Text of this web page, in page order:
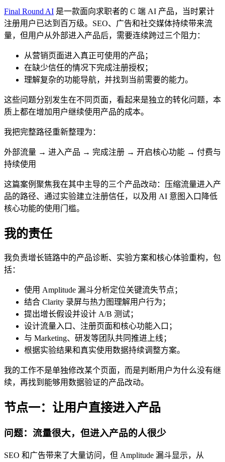
Final Round AI 是一款面向求职者的 C 端 AI 产品，当时累计
注册用户已达到百万级。SEO、广告和社交媒体持续带来流
量，但用户从外部进入产品后，需要连续跨过三个阻力：
从营销页面进入真正可使用的产品；
在缺少信任的情况下完成注册授权；
理解复杂的功能导航，并找到当前需要的能力。
这些问题分别发生在不同页面，看起来是独立的转化问题，本
质上都在增加用户继续使用产品的成本。
我把完整路径重新整理为：
外部流量 → 进入产品 → 完成注册 → 开启核心功能 → 付费与
持续使用
这篇案例聚焦我在其中主导的三个产品改动：压缩流量进入产
品的路径、通过实验建立注册信任，以及用 AI 意图入口降低
核心功能的使用门槛。
我的责任
我负责增长链路中的产品诊断、实验方案和核心体验重构，包
括：
使用 Amplitude 漏斗分析定位关键流失节点；
结合 Clarity 录屏与热力图理解用户行为；
提出增长假设并设计 A/B 测试；
设计流量入口、注册页面和核心功能入口；
与 Marketing、研发等团队共同推进上线；
根据实验结果和真实使用数据持续调整方案。
我的工作不是单独修改某个页面，而是判断用户为什么没有继
续，再找到能够用数据验证的产品改动。
节点一：让用户直接进入产品
问题：流量很大，但进入产品的人很少
SEO 和广告带来了大量访问，但 Amplitude 漏斗显示，从